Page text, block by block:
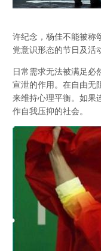
许纪念，杨佳不能被称
党意识形态的节日及活
日常需求无法被满足必
宣泄的作用 。在自由无
来维持心理平衡。如果
作自我压抑的社会。